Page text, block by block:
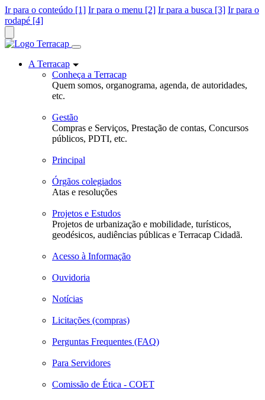
Ir para o conteúdo [1] Ir para o menu [2] Ir para a busca [3] Ir para o
rodapé [4]
A Terracap
Conheça a Terracap
Quem somos, organograma, agenda, de autoridades,
etc.
Gestão
Compras e Serviços, Prestação de contas, Concursos
públicos, PDTI, etc.
Principal
Órgãos colegiados
Atas e resoluções
Projetos e Estudos
Projetos de urbanização e mobilidade, turísticos,
geodésicos, audiências públicas e Terracap Cidadã.
Acesso à Informação
Ouvidoria
Notícias
Licitações (compras)
Perguntas Frequentes (FAQ)
Para Servidores
Comissão de Ética - COET